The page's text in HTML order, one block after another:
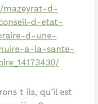
mazeyrat-d-
d-etat-
d-une-
a-la-sante-
t ils, qu’il est